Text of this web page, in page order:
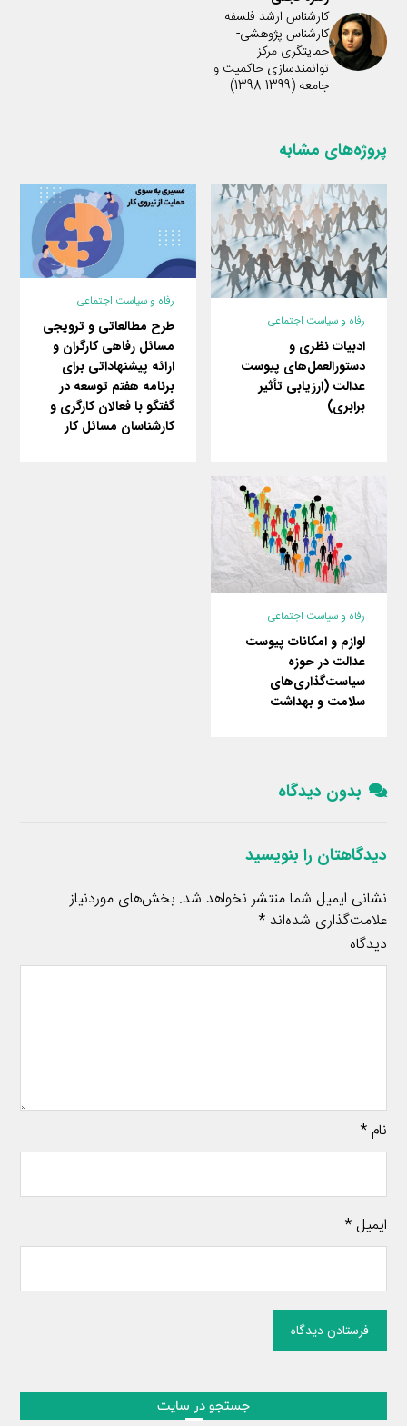
کارشناس ارشد فلسفه
کارشناس پژوهشی-
حمایتگری مرکز
توانمندسازی حاکمیت و
جامعه (1399-1398)
پروژه‌های مشابه
رفاه و سیاست اجتماعی
ادبیات نظری و
دستورالعمل‌های پیوست
عدالت (ارزیابی تأثیر
برابری)
رفاه و سیاست اجتماعی
طرح مطالعاتی و ترویجی
مسائل رفاهی کارگران و
ارائه پیشنهاداتی برای
برنامه هفتم توسعه در
گفتگو با فعالان کارگری و
کارشناسان مسائل کار
رفاه و سیاست اجتماعی
لوازم و امکانات پیوست
عدالت در حوزه
سیاست‌گذاری‌های
سلامت و بهداشت
بدون دیدگاه
دیدگاهتان را بنویسید
نشانی ایمیل شما منتشر نخواهد شد. بخش‌های موردنیاز
علامت‌گذاری شده‌اند*
دیدگاه
نام*
ایمیل*
فرستادن دیدگاه
جستجو در سایت